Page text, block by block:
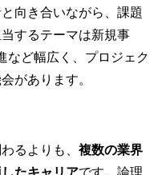
向き合いながら、課題
するテーマは新規事
など幅広く、プロジェク
があります。
るよりも、 複数の業界
たキャリアです。論理